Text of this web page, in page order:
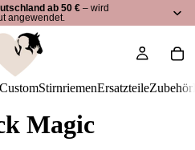
ab 50 €– wird
angewendet.
CustomStirnriemenErsatzteileZubehör
Magic